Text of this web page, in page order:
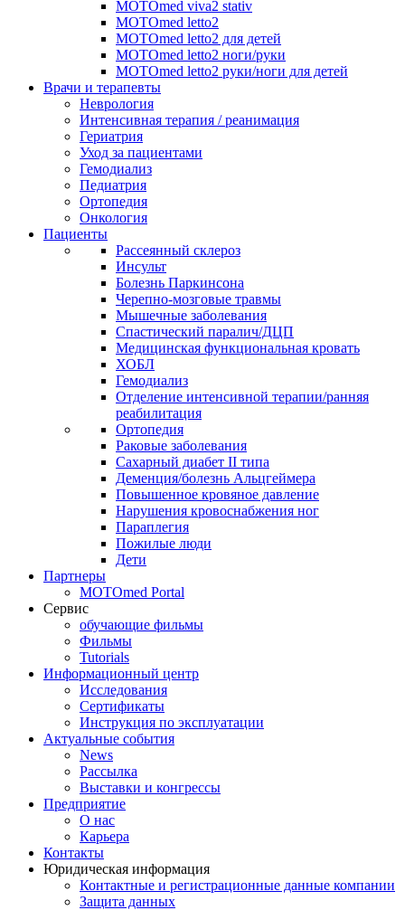
MOTOmed viva2 stativ
MOTOmed letto2
MOTOmed letto2 для детей
MOTOmed letto2 ноги/руки
MOTOmed letto2 руки/ноги для детей
Врачи и терапевты
Неврология
Интенсивная терапия / реанимация
Гериатрия
Уход за пациентами
Гемодиализ
Педиатрия
Ортопедия
Онкология
Пациенты
Рассеянный склероз
Инсульт
Болезнь Паркинсона
Черепно-мозговые травмы
Мышечные заболевания
Спастический паралич/ДЦП
Медицинская функциональная кровать
ХОБЛ
Гемодиализ
Отделение интенсивной терапии/ранняя
реабилитация
Ортопедия
Раковые заболевания
Сахарный диабет II типа
Деменция/болезнь Альцгеймера
Повышенное кровяное давление
Нарушения кровоснабжения ног
Параплегия
Пожилые люди
Дети
Партнеры
MOTOmed Portal
Сервис
обучающие фильмы
Фильмы
Tutorials
Информационный центр
Исследования
Сертификаты
Инструкция по эксплуатации
Актуальные события
News
Рассылка
Выставки и конгрессы
Предприятие
О нас
Карьера
Контакты
Юридическая информация
Контактные и регистрационные данные компании
Защита данных